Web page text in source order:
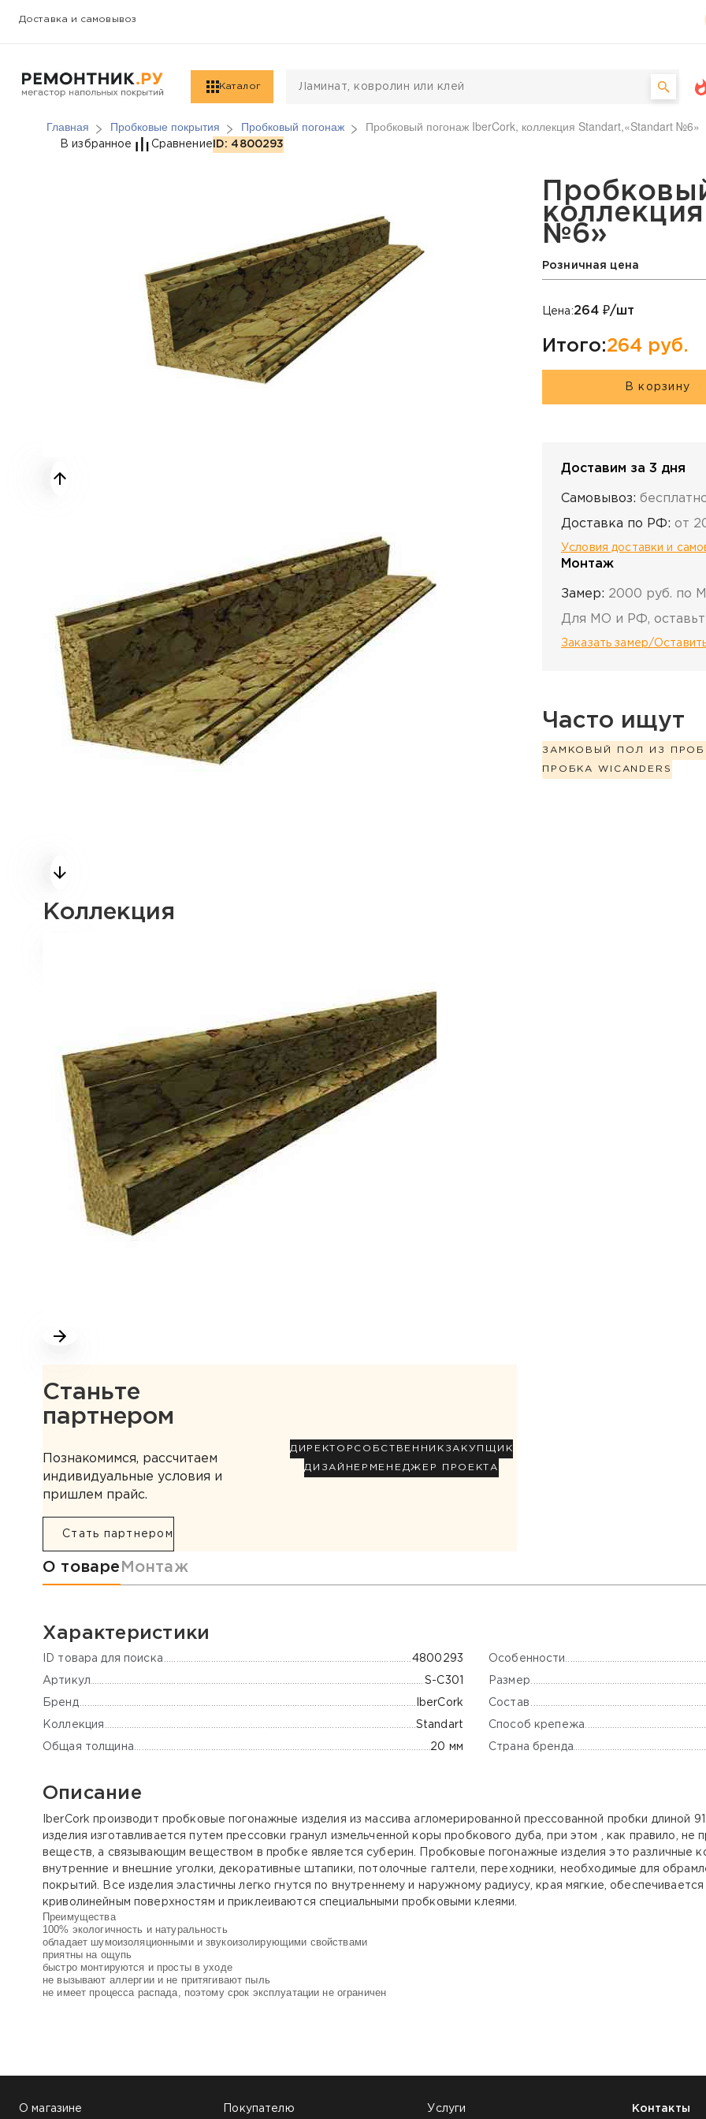
Доставка и самовывоз
Каталог
Главная Пробковые покрытия Пробковый погонаж Пробковый погонаж IberCork, коллекция Standart,«Standart №6»
Пробковый погонаж IberCork, коллекция
В избранное Сравнение ID: 4800293
Коллекция
Станьте
партнером
Познакомимся, рассчитаем
индивидуальные условия и
пришлем прайс.
Стать партнером
ДИРЕКТОР СОБСТВЕННИК ЗАКУПЩИК
ДИЗАЙНЕР МЕНЕДЖЕР ПРОЕКТА
№6»
Розничная цена
Цена:264 ₽/шт
Итого:264 руб.
В корзину
Доставим за 3 дня
Самовывоз:
Доставка по РФ: от
Условия доставки и
Монтаж
Замер: 2000 руб. по
Для МО и РФ,
Заказать замер/
Часто ищут
ЗАМКОВЫЙ ПОЛ ИЗ
ПРОБКА WICANDERS
Информация о товаре
О товаре Монтаж
Характеристики
ID товара для поиска 4800293
Артикул S-C301
Бренд IberCork
Коллекция Standart
Общая толщина 20 мм
Особенности
Размер
Состав
Способ крепежа
Страна бренда
Описание
IberCork производит пробковые погонажные изделия из массива агломерированной прессованной пробки длиной
изделия изготавливается путем прессовки гранул измельченной коры пробкового дуба, при этом , как правило,
веществ, а связывающим веществом в пробке является суберин. Пробковые погонажные изделия это различные
внутренние и внешние уголки, декоративные штапики, потолочные галтели, переходники, необходимые для
покрытий. Все изделия эластичны легко гнутся по внутреннему и наружному радиусу, края мягкие,
криволинейным поверхностям и приклеиваются специальными пробковыми клеями.
Преимущества
100% экологичность и натуральность
обладает шумоизоляционными и звукоизолирующими свойствами
приятны на ощупь
быстро монтируются и просты в уходе
не вызывают аллергии и не притягивают пыль
не имеет процесса распада, поэтому срок эксплуатации не ограничен
О магазине Покупателю Услуги Контакты